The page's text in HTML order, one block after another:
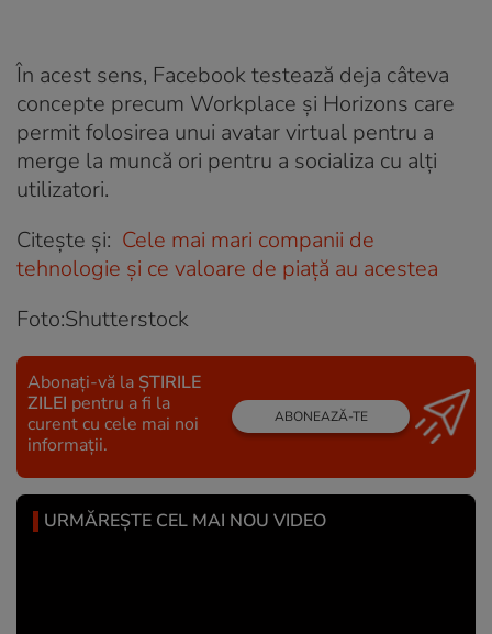
În acest sens, Facebook testează deja câteva
concepte precum Workplace și Horizons care
permit folosirea unui avatar virtual pentru a
merge la muncă ori pentru a socializa cu alți
utilizatori.
Citește și: Cele mai mari companii de
tehnologie și ce valoare de piață au acestea
Foto:Shutterstock
Abonați-vă la ȘTIRILE
ZILEI pentru a fi la
curent cu cele mai noi
informații.
ABONEAZĂ-TE
URMĂREȘTE CEL MAI NOU VIDEO